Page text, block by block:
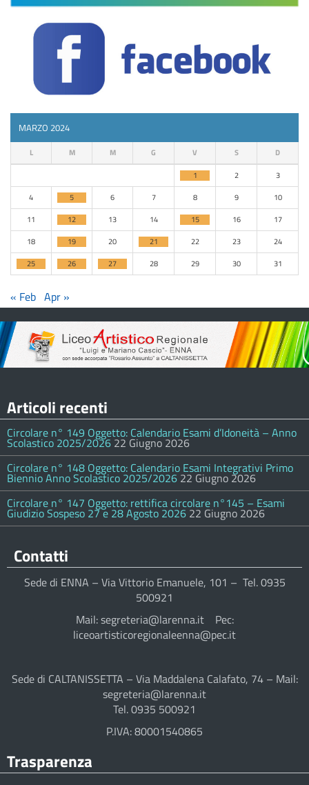
MARZO 2024
L M M G V S D
1 2
3
4
5 6 7 8 9
10
11
12 13 14 15 16
17
18
19 20 21 22 23
24
25
26 27 28 29 30 31
« Feb Apr »
Articoli recenti
Circolare n° 149 Oggetto: Calendario Esami d’Idoneità – Anno
Scolastico 2025/2026 22 Giugno 2026
Circolare n° 148 Oggetto: Calendario Esami Integrativi Primo
Biennio Anno Scolastico 2025/2026 22 Giugno 2026
Circolare n° 147 Oggetto: rettifica circolare n°145 – Esami
Giudizio Sospeso 27 e 28 Agosto 2026 22 Giugno 2026
Contatti
Sede di ENNA – Via Vittorio Emanuele, 101 – Tel. 0935
500921
Mail: segreteria@larenna.it Pec:
liceoartisticoregionaleenna@pec.it
Sede di CALTANISSETTA – Via Maddalena Calafato, 74 – Mail:
segreteria@larenna.it
Tel. 0935 500921
P.IVA: 80001540865
Trasparenza